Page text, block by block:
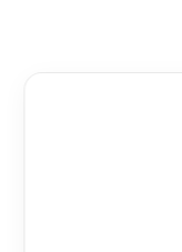
Via Degli
40050